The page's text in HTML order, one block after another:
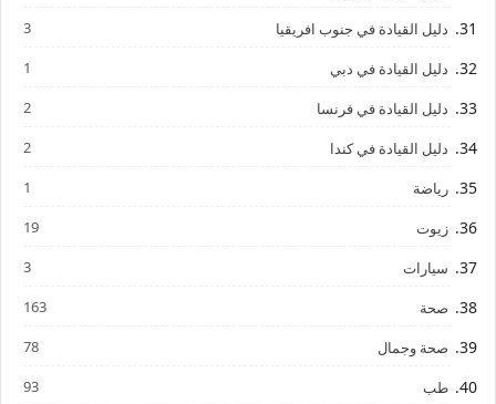
دليل القيادة في جنوب افريقيا 3
دليل القيادة في دبي 1
دليل القيادة في فرنسا 2
دليل القيادة في كندا 2
رياضة 1
زيوت 19
سيارات 3
صحة 163
صحة وجمال 78
طب 93